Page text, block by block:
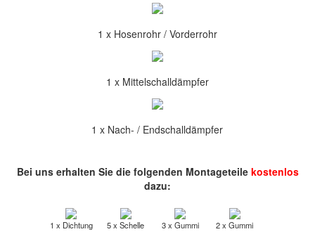
1 x Hosenrohr / Vorderrohr
1 x Mittelschalldämpfer
1 x Nach- / Endschalldämpfer
Bei uns erhalten Sie die folgenden Montageteile kostenlos
dazu:
1 x Dichtung 5 x Schelle 3 x Gummi 2 x Gummi